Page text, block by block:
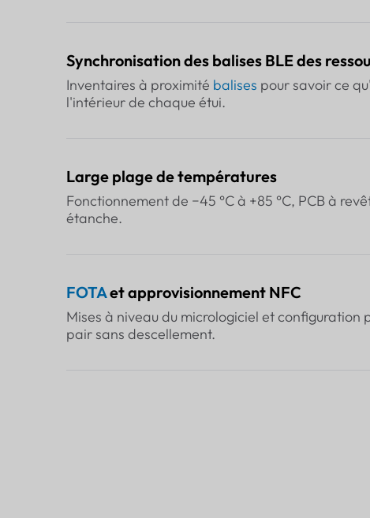
Synchronisation des balises BLE des
Inventaires à proximité balises pour savoir ce
l'intérieur de chaque étui.
Large plage de températures
Fonctionnement de −45 °C à +85 °C, PCB à
étanche.
FOTAet approvisionnement NFC
Mises à niveau du micrologiciel et
pair sans descellement.